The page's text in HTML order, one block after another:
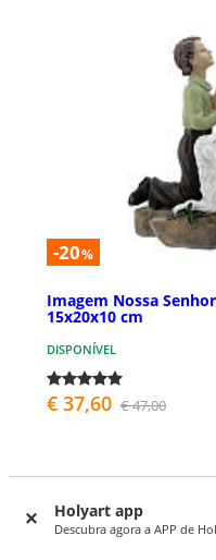
Holyart app
Descubra agora a APP de
-20%
Imagem Nossa
15x20x10 cm
DISPONÍVEL
€ 37,60 € 47,00